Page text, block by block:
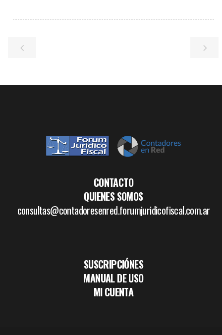
CONTACTO
QUIENES SOMOS
consultas@contadoresenred.forumjuridicofiscal.com.ar
SUSCRIPCIÓNES
MANUAL DE USO
MI CUENTA